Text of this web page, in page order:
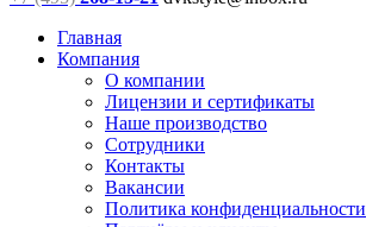
Главная
Компания
О компании
Лицензии и сертификаты
Наше производство
Сотрудники
Контакты
Вакансии
Политика конфиденциальности